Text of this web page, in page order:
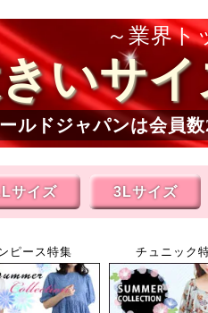
業界ト
いサ
ルドジャパンは会員数
サイズ 3Lサイズ
ピース特集 チュニック